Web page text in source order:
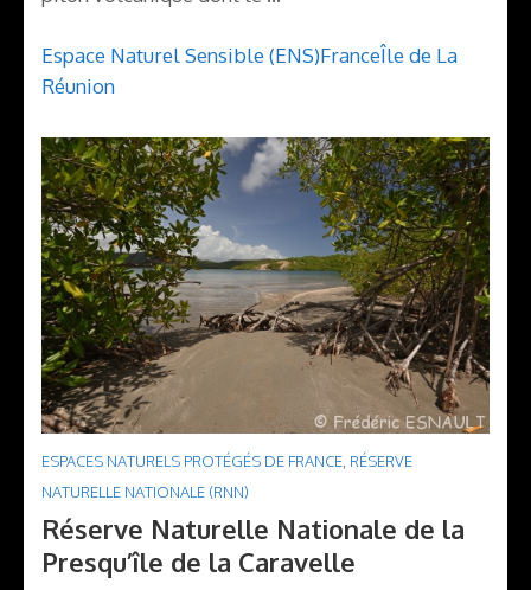
Espace Naturel Sensible (ENS)FranceÎle de La
Réunion
ESPACES NATURELS PROTÉGÉS DE FRANCE, RÉSERVE
NATURELLE NATIONALE (RNN)
Réserve Naturelle Nationale de la
Presqu’île de la Caravelle